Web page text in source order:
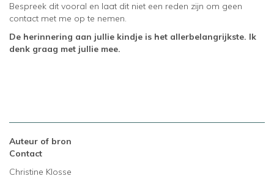
Bespreek dit vooral en laat dit niet een reden zijn om geen
contact met me op te nemen.
De herinnering aan jullie kindje is het allerbelangrijkste. Ik
denk graag met jullie mee.
Auteur of bron
Contact
Christine Klosse